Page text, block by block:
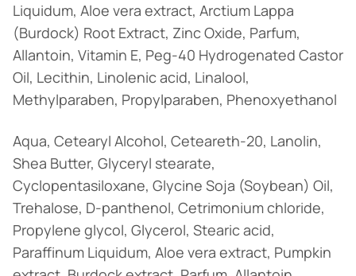
Liquidum, Aloe vera extract, Arctium Lappa
(Burdock) Root Extract, Zinc Oxide, Parfum,
Allantoin, Vitamin E, Peg-40 Hydrogenated Castor
Oil, Lecithin, Linolenic acid, Linalool,
Methylparaben, Propylparaben, Phenoxyethanol
Aqua, Cetearyl Alcohol, Ceteareth-20, Lanolin,
Shea Butter, Glyceryl stearate,
Cyclopentasiloxane, Glycine Soja (Soybean) Oil,
Trehalose, D-panthenol, Cetrimonium chloride,
Propylene glycol, Glycerol, Stearic acid,
Paraffinum Liquidum, Aloe vera extract, Pumpkin